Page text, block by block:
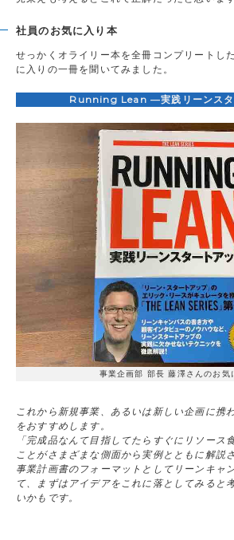
社員のお気に入り本
せっかくオライリー本を全冊コンプリートし
に入りの一冊を聞いてみました。
Running Lean ―実践リーンスタ
事業企画部 部長 藤澤さんのお気
これから新規事業、あるいは新しい企画に携
をおすすめします。
「完成品なんて目指してたらすぐにリソース
ことがさまざまな側面から実例とともに解説
事業計画書のフォーマットとしてリーンキャ
て、まずはアイデアをこれに落としてみると
いかもです。